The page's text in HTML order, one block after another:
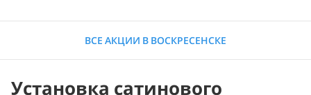
ВСЕ АКЦИИ В ВОСКРЕСЕНСКЕ
Установка сатинового